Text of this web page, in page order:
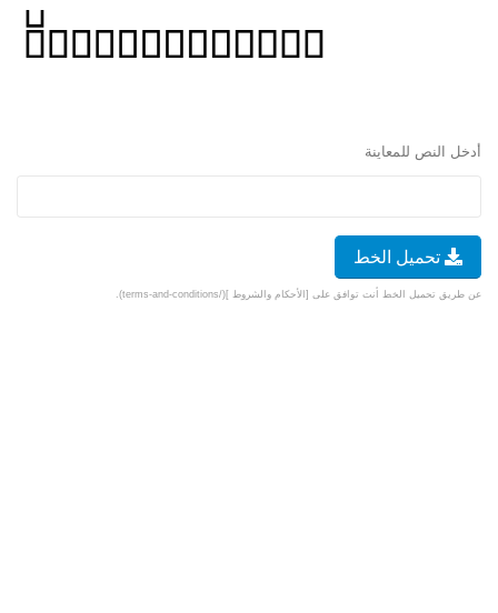
أدخل النص للمعاينة
تحميل الخط
عن طريق تحميل الخط أنت توافق على [الأحكام والشروط ](/terms-and-conditions).